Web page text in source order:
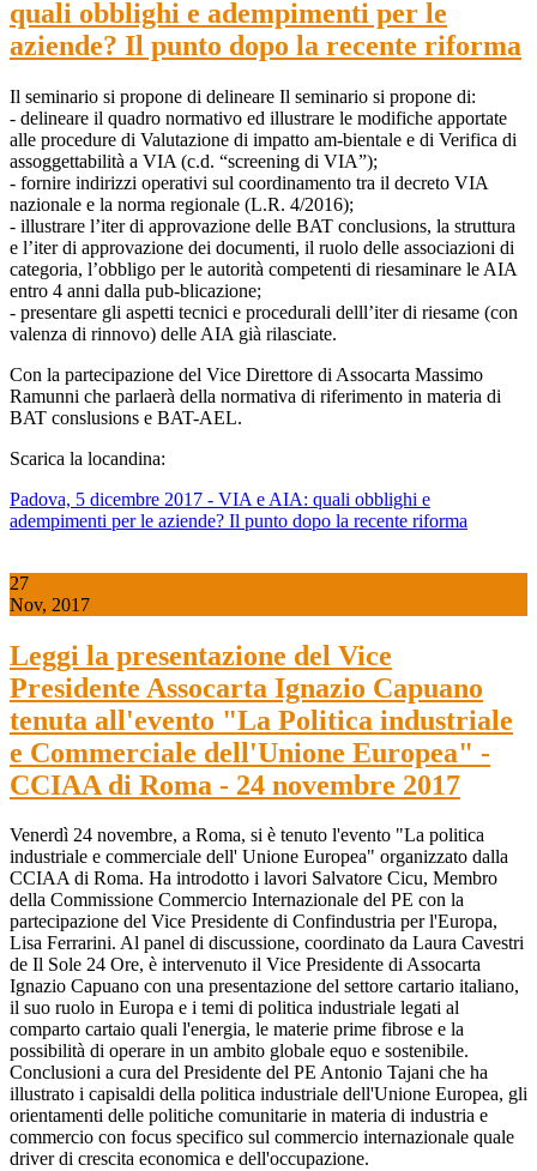
quali obblighi e adempimenti per le
aziende? Il punto dopo la recente riforma
Il seminario si propone di delineare Il seminario si propone di:
- delineare il quadro normativo ed illustrare le modifiche apportate
alle procedure di Valutazione di impatto am-bientale e di Verifica di
assoggettabilità a VIA (c.d. “screening di VIA”);
- fornire indirizzi operativi sul coordinamento tra il decreto VIA
nazionale e la norma regionale (L.R. 4/2016);
- illustrare l’iter di approvazione delle BAT conclusions, la struttura
e l’iter di approvazione dei documenti, il ruolo delle associazioni di
categoria, l’obbligo per le autorità competenti di riesaminare le AIA
entro 4 anni dalla pub-blicazione;
- presentare gli aspetti tecnici e procedurali delll’iter di riesame (con
valenza di rinnovo) delle AIA già rilasciate.
Con la partecipazione del Vice Direttore di Assocarta Massimo
Ramunni che parlaerà della normativa di riferimento in materia di
BAT conslusions e BAT-AEL.
Scarica la locandina:
Padova, 5 dicembre 2017 - VIA e AIA: quali obblighi e
adempimenti per le aziende? Il punto dopo la recente riforma
27
Nov, 2017
Leggi la presentazione del Vice
Presidente Assocarta Ignazio Capuano
tenuta all'evento "La Politica industriale
e Commerciale dell'Unione Europea" -
CCIAA di Roma - 24 novembre 2017
Venerdì 24 novembre, a Roma, si è tenuto l'evento "La politica
industriale e commerciale dell' Unione Europea" organizzato dalla
CCIAA di Roma. Ha introdotto i lavori Salvatore Cicu, Membro
della Commissione Commercio Internazionale del PE con la
partecipazione del Vice Presidente di Confindustria per l'Europa,
Lisa Ferrarini. Al panel di discussione, coordinato da Laura Cavestri
de Il Sole 24 Ore, è intervenuto il Vice Presidente di Assocarta
Ignazio Capuano con una presentazione del settore cartario italiano,
il suo ruolo in Europa e i temi di politica industriale legati al
comparto cartaio quali l'energia, le materie prime fibrose e la
possibilità di operare in un ambito globale equo e sostenibile.
Conclusioni a cura del Presidente del PE Antonio Tajani che ha
illustrato i capisaldi della politica industriale dell'Unione Europea, gli
orientamenti delle politiche comunitarie in materia di industria e
commercio con focus specifico sul commercio internazionale quale
driver di crescita economica e dell'occupazione.